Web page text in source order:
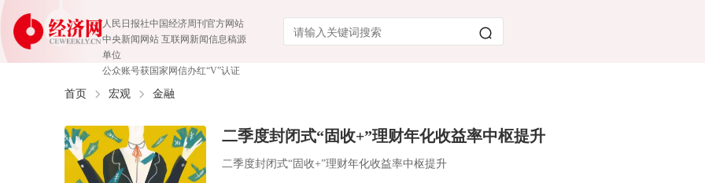
人民日报社中国经济周刊官方网站
中央新闻网站 互联网新闻信息稿源
单位
公众账号获国家网信办红“V”认证
首页 宏观 金融
二季度封闭式“固收+”理财年化收益率中枢提升
二季度封闭式“固收+”理财年化收益率中枢提升